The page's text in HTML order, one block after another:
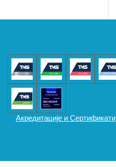
Акредитације и Сертификати